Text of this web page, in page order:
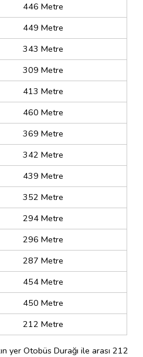
446 Metre
449 Metre
343 Metre
309 Metre
413 Metre
460 Metre
369 Metre
342 Metre
439 Metre
352 Metre
294 Metre
296 Metre
287 Metre
454 Metre
450 Metre
212 Metre
yer Otobüs Durağı ile arası 212